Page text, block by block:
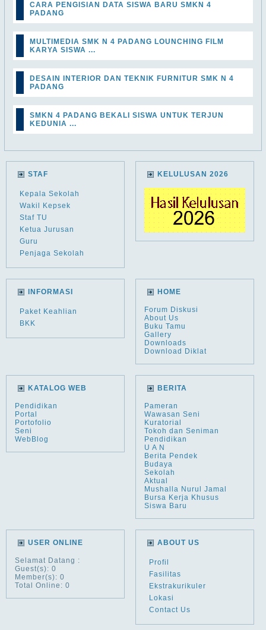
CARA PENGISIAN DATA SISWA BARU SMKN 4
PADANG
MULTIMEDIA SMK N 4 PADANG LOUNCHING FILM
KARYA SISWA ...
DESAIN INTERIOR DAN TEKNIK FURNITUR SMK N 4
PADANG
SMKN 4 PADANG BEKALI SISWA UNTUK TERJUN
KEDUNIA ...
STAF
Kepala Sekolah
Wakil Kepsek
Staf TU
Ketua Jurusan
Guru
Penjaga Sekolah
KELULUSAN 2026
INFORMASI
Paket Keahlian
BKK
HOME
Forum Diskusi
About Us
Buku Tamu
Gallery
Downloads
Download Diklat
KATALOG WEB
Pendidikan
Portal
Portofolio
Seni
WebBlog
BERITA
Pameran
Wawasan Seni
Kuratorial
Tokoh dan Seniman
Pendidikan
U A N
Berita Pendek
Budaya
Sekolah
Aktual
Mushalla Nurul Jamal
Bursa Kerja Khusus
Siswa Baru
USER ONLINE
Selamat Datang :
Guest(s): 0
Member(s): 0
Total Online: 0
ABOUT US
Profil
Fasilitas
Ekstrakurikuler
Lokasi
Contact Us